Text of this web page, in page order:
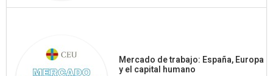
Mercado de trabajo: España, Europa
y el capital humano